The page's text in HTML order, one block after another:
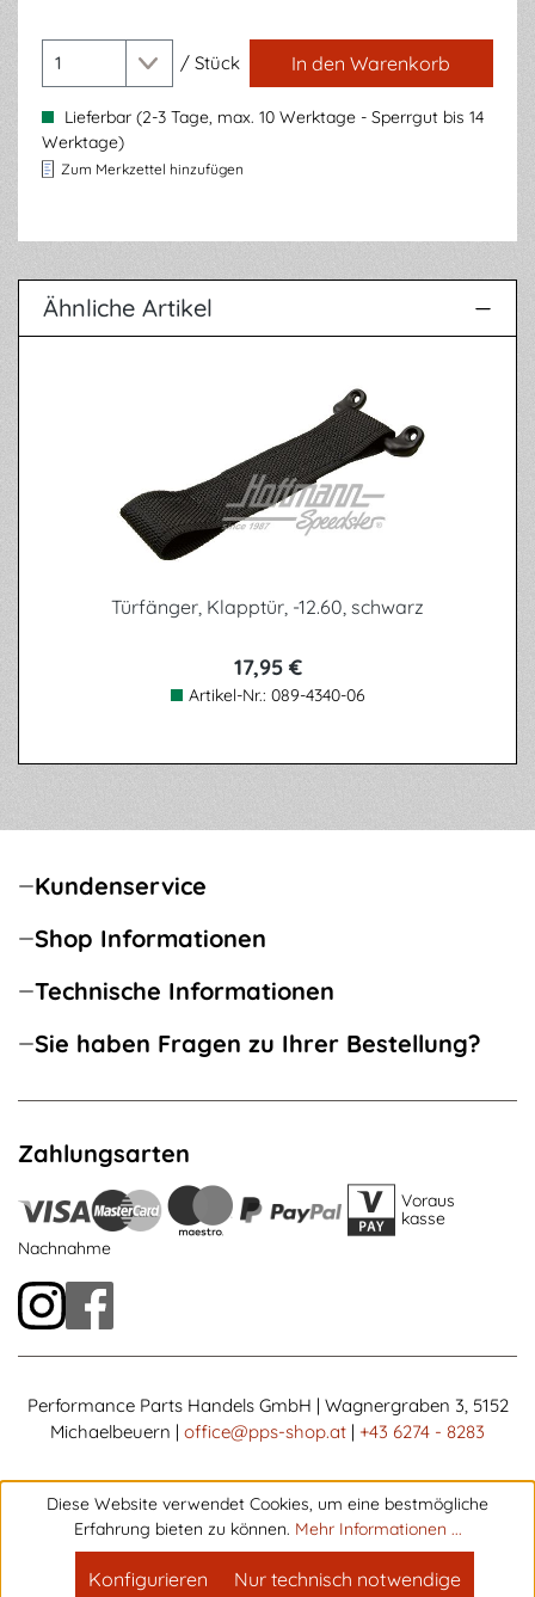
/ Stück In den Warenkorb
Lieferbar (2-3 Tage, max. 10 Werktage - Sperrgut bis 14
Werktage)
Zum Merkzettel hinzufügen
Ähnliche Artikel
Produktgalerie überspringen
Türfänger, Klapptür, -12.60, schwarz
17,95 €
Artikel-Nr.: 089-4340-06
Kundenservice
Shop Informationen
Technische Informationen
Sie haben Fragen zu Ihrer Bestellung?
Zahlungsarten
Voraus
kasse
Nachnahme
Performance Parts Handels GmbH | Wagnergraben 3, 5152
Michaelbeuern | office@pps-shop.at | +43 6274 - 8283
Diese Website verwendet Cookies, um eine bestmögliche
Erfahrung bieten zu können. Mehr Informationen ...
Nur technisch notwendige
Konfigurieren